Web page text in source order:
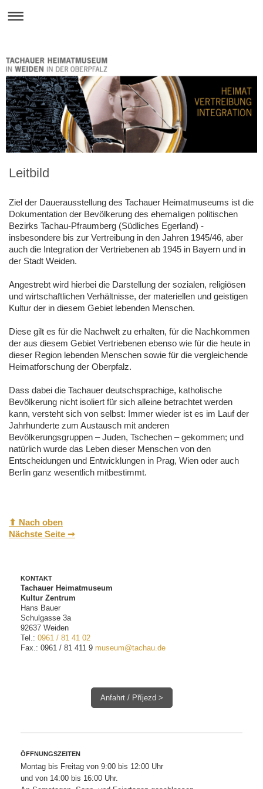
Leitbild
Ziel der Dauerausstellung des Tachauer Heimatmuseums ist die
Dokumentation der Bevölkerung des ehemaligen politischen
Bezirks Tachau-Pfraumberg (Südliches Egerland) -
insbesondere bis zur Vertreibung in den Jahren 1945/46, aber
auch die Integration der Vertriebenen ab 1945 in Bayern und in
der Stadt Weiden.
Angestrebt wird hierbei die Darstellung der sozialen, religiösen
und wirtschaftlichen Verhältnisse, der materiellen und geistigen
Kultur der in diesem Gebiet lebenden Menschen.
Diese gilt es für die Nachwelt zu erhalten, für die Nachkommen
der aus diesem Gebiet Vertriebenen ebenso wie für die heute in
dieser Region lebenden Menschen sowie für die vergleichende
Heimatforschung der Oberpfalz.
Dass dabei die Tachauer deutschsprachige, katholische
Bevölkerung nicht isoliert für sich alleine betrachtet werden
kann, versteht sich von selbst: Immer wieder ist es im Lauf der
Jahrhunderte zum Austausch mit anderen
Bevölkerungsgruppen – Juden, Tschechen – gekommen; und
natürlich wurde das Leben dieser Menschen von den
Entscheidungen und Entwicklungen in Prag, Wien oder auch
Berlin ganz wesentlich mitbestimmt.
⬆ Nach oben
Nächste Seite ➞
KONTAKT
Tachauer Heimatmuseum
Kultur Zentrum
Hans Bauer
Schulgasse 3a
92637 Weiden
Tel.: 0961 / 81 41 02
Fax.: 0961 / 81 411 9 museum@tachau.de
Anfahrt / Příjezd >
ÖFFNUNGSZEITEN
Montag bis Freitag von 9:00 bis 12:00 Uhr
und von 14:00 bis 16:00 Uhr.